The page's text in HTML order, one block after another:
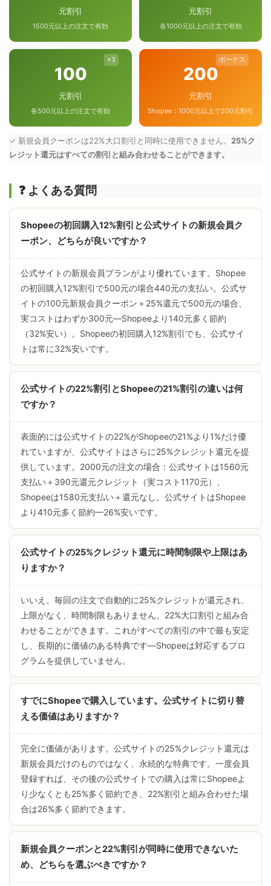
元割引
1500元以上の注文で有効
元割引
各1000元以上の注文で有効
×3
100
元割引
各500元以上の注文で有効
ボーナス
200
元割引
Shopee：1000元以上で200元割引
✓ 新規会員クーポンは22%大口割引と同時に使用できません。 25%ク
レジット還元はすべての割引と組み合わせることができます。
❓ よくある質問
Shopeeの初回購入12%割引と公式サイトの新規会員ク
ーポン、どちらが良いですか？
公式サイトの新規会員プランがより優れています。Shopee
の初回購入12%割引で500元の場合440元の支払い。公式サ
イトの100元新規会員クーポン＋25%還元で500元の場合、
実コストはわずか300元—Shopeeより140元多く節約
（32%安い）。Shopeeの初回購入12%割引でも、公式サイ
トは常に32%安いです。
公式サイトの22%割引とShopeeの21%割引の違いは何
ですか？
表面的には公式サイトの22%がShopeeの21%より1%だけ優
れていますが、公式サイトはさらに25%クレジット還元を提
供しています。2000元の注文の場合：公式サイトは1560元
支払い＋390元還元クレジット（実コスト1170元）、
Shopeeは1580元支払い＋還元なし。公式サイトはShopee
より410元多く節約—26%安いです。
公式サイトの25%クレジット還元に時間制限や上限はあ
りますか？
いいえ。毎回の注文で自動的に25%クレジットが還元され、
上限がなく、時間制限もありません。22%大口割引と組み合
わせることができます。これがすべての割引の中で最も安定
し、長期的に価値のある特典です—Shopeeは対応するプロ
グラムを提供していません。
すでにShopeeで購入しています。公式サイトに切り替
える価値はありますか？
完全に価値があります。公式サイトの25%クレジット還元は
新規会員だけのものではなく、永続的な特典です。一度会員
登録すれば、その後の公式サイトでの購入は常にShopeeよ
り少なくとも25%多く節約でき、22%割引と組み合わせた場
合は26%多く節約できます。
新規会員クーポンと22%割引が同時に使用できないた
め、どちらを選ぶべきですか？